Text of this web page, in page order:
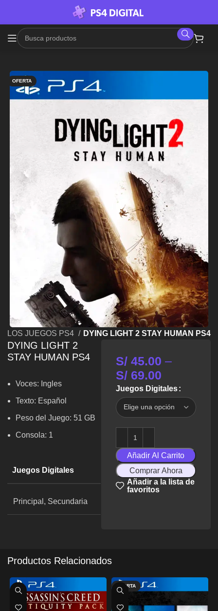
OFERTA
LOS JUEGOS PS4 DYING LIGHT 2 STAY HUMAN PS4
DYING LIGHT 2
STAY HUMAN PS4
Voces: Ingles
Texto: Español
Peso del Juego: 51 GB
Consola: 1
Juegos Digitales
Principal, Secundaria
S/45.00 –
S/69.00
Juegos Digitales
Añadir Al Carrito
Comprar Ahora
Añadir a la lista de
favoritos
Productos Relacionados
OFERTA